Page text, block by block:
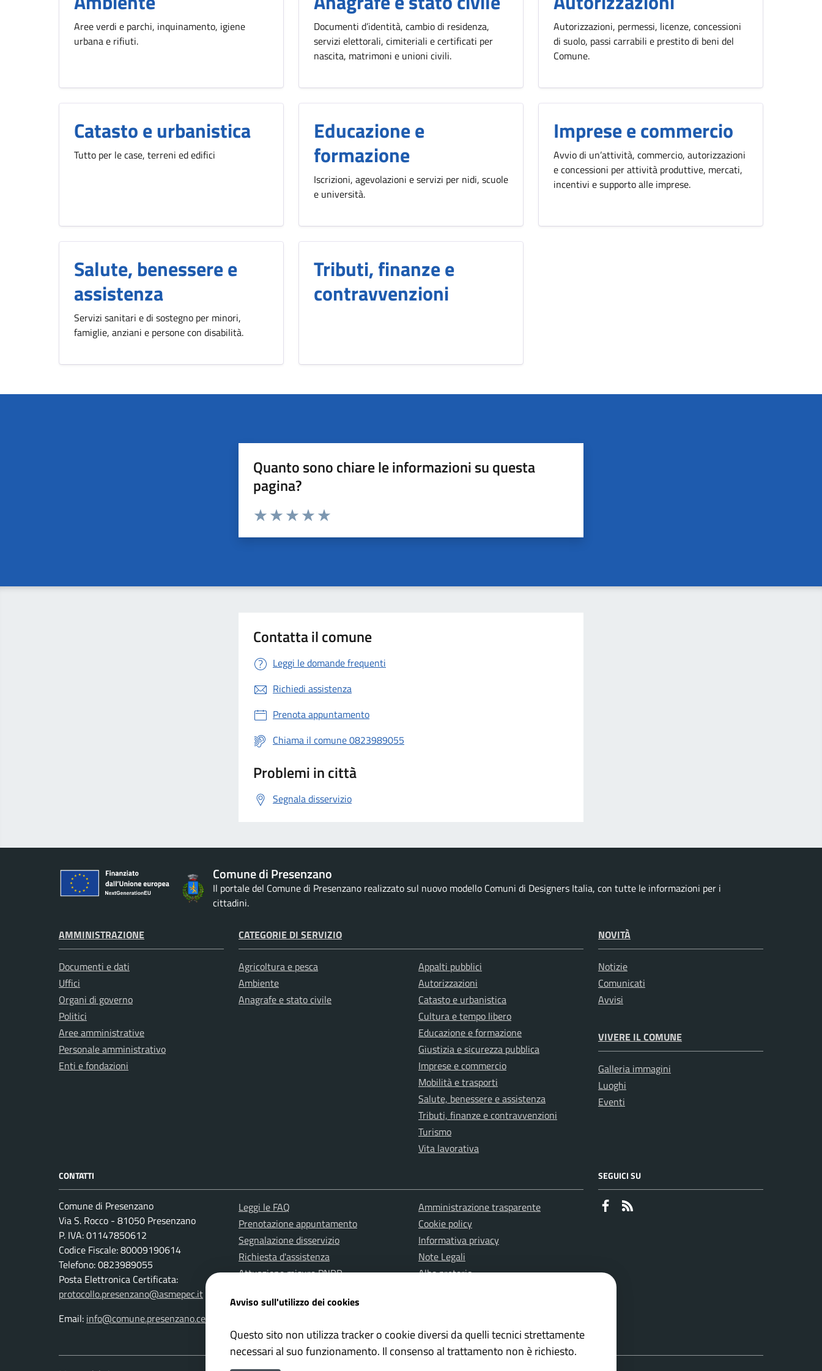
Aree verdi e parchi, inquinamento, igiene
urbana e rifiuti.
Documenti d’identità, cambio di residenza,
servizi elettorali, cimiteriali e certificati per
nascita, matrimoni e unioni civili.
Autorizzazioni, permessi, licenze, concessioni
di suolo, passi carrabili e prestito di beni del
Comune.
Catasto e urbanistica
Tutto per le case, terreni ed edifici
Educazione e
formazione
Iscrizioni, agevolazioni e servizi per nidi, scuole
e università.
Imprese e commercio
Avvio di un’attività, commercio, autorizzazioni
e concessioni per attività produttive, mercati,
incentivi e supporto alle imprese.
Salute, benessere e
assistenza
Servizi sanitari e di sostegno per minori,
famiglie, anziani e persone con disabilità.
Tributi, finanze e
contravvenzioni
Quanto sono chiare le informazioni su questa
pagina?
Valuta da 1 a 5 stelle la pagina
Contatta il comune
Leggi le domande frequenti
Richiedi assistenza
Prenota appuntamento
Chiama il comune 0823989055
Problemi in città
Segnala disservizio
Comune di Presenzano
Il portale del Comune di Presenzano realizzato sul nuovo modello Comuni di Designers Italia, con tutte le informazioni per i
cittadini.
AMMINISTRAZIONE
Documenti e dati
Uffici
Organi di governo
Politici
Aree amministrative
Personale amministrativo
Enti e fondazioni
CATEGORIE DI SERVIZIO
Agricoltura e pesca
Ambiente
Anagrafe e stato civile
Appalti pubblici
Autorizzazioni
Catasto e urbanistica
Cultura e tempo libero
Educazione e formazione
Giustizia e sicurezza pubblica
Imprese e commercio
Mobilità e trasporti
Salute, benessere e assistenza
Tributi, finanze e contravvenzioni
Turismo
Vita lavorativa
NOVITÀ
Notizie
Comunicati
Avvisi
VIVERE IL COMUNE
Galleria immagini
Luoghi
Eventi
CONTATTI
Comune di Presenzano
Via S. Rocco - 81050 Presenzano
P. IVA: 01147850612
Codice Fiscale: 80009190614
Telefono: 0823989055
Posta Elettronica Certificata:
protocollo.presenzano@asmepec.it
Email: info@comune.presenzano.ce.it
Leggi le FAQ
Prenotazione appuntamento
Segnalazione disservizio
Richiesta d'assistenza
Attuazione misure PNRR
Amministrazione trasparente
Cookie policy
Informativa privacy
Note Legali
Albo pretorio
SEGUICI SU
Faceboook
Avviso sull'utilizzo dei cookies
Questo sito non utilizza tracker o cookie diversi da quelli tecnici strettamente
necessari al suo funzionamento. Il consenso al trattamento non è richiesto.